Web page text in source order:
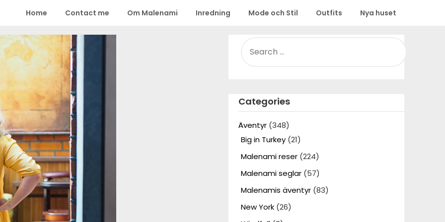
Home Contact me Om Malenami Inredning Mode och Stil Outfits Nya huset
FOR:
Categories
Äventyr(348)
Big in Turkey(21)
Malenami reser(224)
Malenami seglar(57)
Malenamis äventyr(83)
New York(26)